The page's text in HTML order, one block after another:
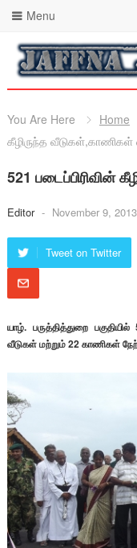
Menu
You Are Here Home
கீழிருந்த வீடுகள்,காணிகள்
521 படைப்பிரிவின்
Editor - November 9,
Tweet on Twitter
யாழ். பருத்தித்துறை
வீடுகள் மற்றும் 22 காணிகள்